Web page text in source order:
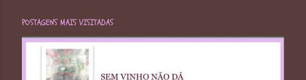
POSTAGENS MAIS VISITADAS